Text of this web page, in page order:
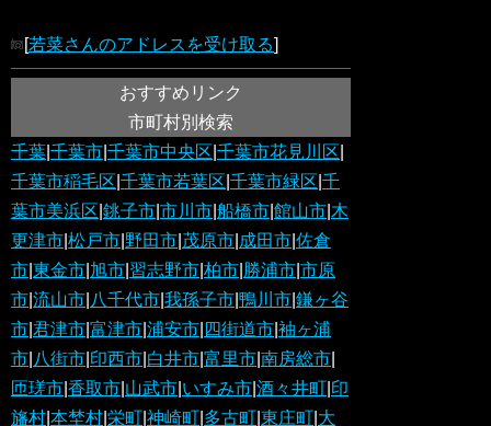
[若菜さんのアドレスを受け取る]
おすすめリンク
市町村別検索
千葉 千葉市 千葉市中央区 千葉市花見川区
千葉市稲毛区 千葉市若葉区 千葉市緑区 千
葉市美浜区 銚子市 市川市 船橋市 館山市 木
更津市 松戸市 野田市 茂原市 成田市 佐倉
市 東金市 旭市 習志野市 柏市 勝浦市 市原
市 流山市 八千代市 我孫子市 鴨川市 鎌ヶ谷
市 君津市 富津市 浦安市 四街道市 袖ヶ浦
市 八街市 印西市 白井市 富里市 南房総市
匝瑳市 香取市 山武市 いすみ市 酒々井町 印
旛村 本埜村 栄町 神崎町 多古町 東庄町 大